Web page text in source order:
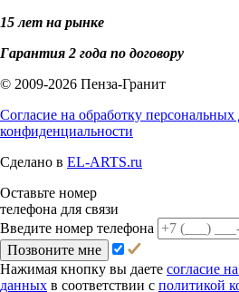
15 лет на рынке
Гарантия 2 года по договору
© 2009-2026 Пенза-Гранит
Согласие на обработку
конфиденциальности
Сделано в EL-ARTS.ru
Оставьте номер
телефона для связи
Введите номер телефона
Позвоните мне
Нажимая кнопку вы даете согласие
данных в соответствии с политикой